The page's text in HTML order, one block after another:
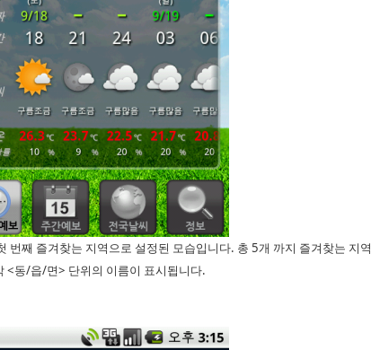
번째 즐겨찾는 지역으로 설정된 모습입니다. 총 5개 까지 즐겨찾는 지역
<동/읍/면> 단위의 이름이 표시됩니다.